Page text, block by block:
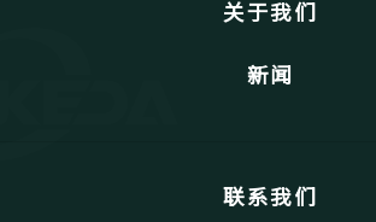
关于我们
新闻
联系我们